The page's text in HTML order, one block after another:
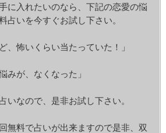
に入れたいのなら、下記の恋愛の悩
占いを今すぐお試し下さい。
、怖いくらい当たっていた！」
みが、なくなった」
いなので、是非お試し下さい。
無料で占いが出来ますので是非、双